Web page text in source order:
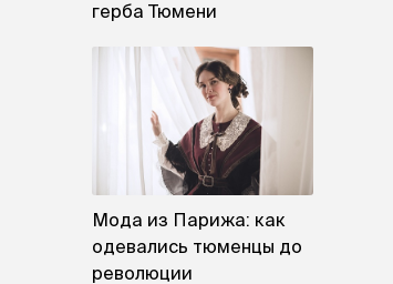
герба Тюмени
Мода из Парижа: как
одевались тюменцы до
революции